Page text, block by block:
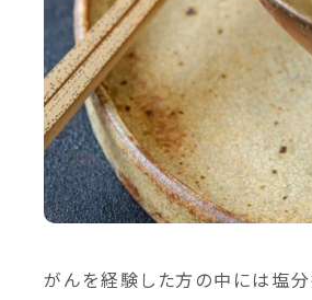
がんを経験した方の中には塩分